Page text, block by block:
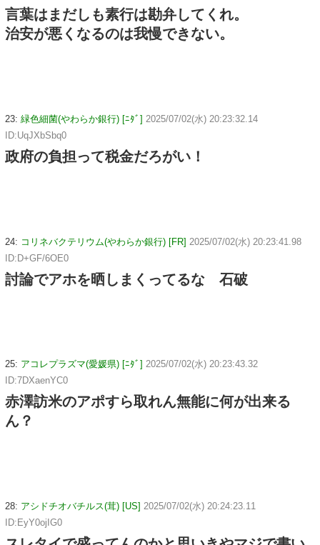
言葉はまだしも素行は勘弁してくれ。
治安が悪くなるのは我慢できない。
23: 緑色細菌(やわらか銀行) [ﾆﾀﾞ] 2025/07/02(水) 20:23:32.14
ID:UqJXbSbq0
政府の負担って税金だろがい！
24: コリネバクテリウム(やわらか銀行) [FR] 2025/07/02(水) 20:23:41.98
ID:D+GF/6OE0
討論でアホを晒しまくってるな 石破
25: アコレプラズマ(愛媛県) [ﾆﾀﾞ] 2025/07/02(水) 20:23:43.32
ID:7DXaenYC0
赤澤訪米のアポすら取れん無能に何が出来る
ん？
28: アシドチオバチルス(茸) [US] 2025/07/02(水) 20:24:23.11
ID:EyY0ojIG0